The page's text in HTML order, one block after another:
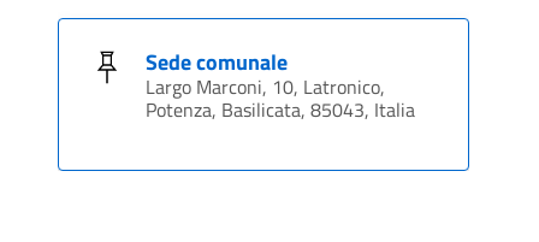
Sede comunale
Largo Marconi, 10, Latronico,
Potenza, Basilicata, 85043, Italia